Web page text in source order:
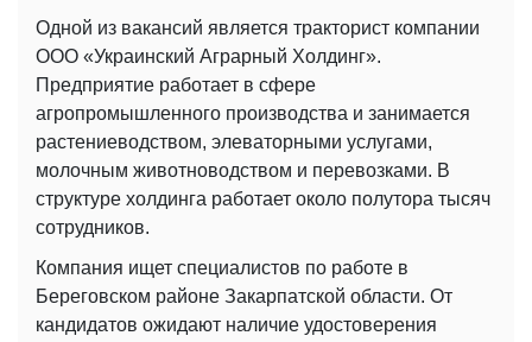
Одной из вакансий является тракторист компании
ООО «Украинский Аграрный Холдинг».
Предприятие работает в сфере
агропромышленного производства и занимается
растениеводством, элеваторными услугами,
молочным животноводством и перевозками. В
структуре холдинга работает около полутора тысяч
сотрудников.
Компания ищет специалистов по работе в
Береговском районе Закарпатской области. От
кандидатов ожидают наличие удостоверения